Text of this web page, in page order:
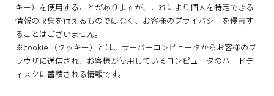
キー）を使用することがありますが、これにより個人を特定できる
情報の収集を行えるものではなく、お客様のプライバシーを侵害す
ることはございません。
※cookie （クッキー）とは、サーバーコンピュータからお客様のブ
ラウザに送信され、お客様が使用しているコンピュータのハードデ
ィスクに蓄積される情報です。